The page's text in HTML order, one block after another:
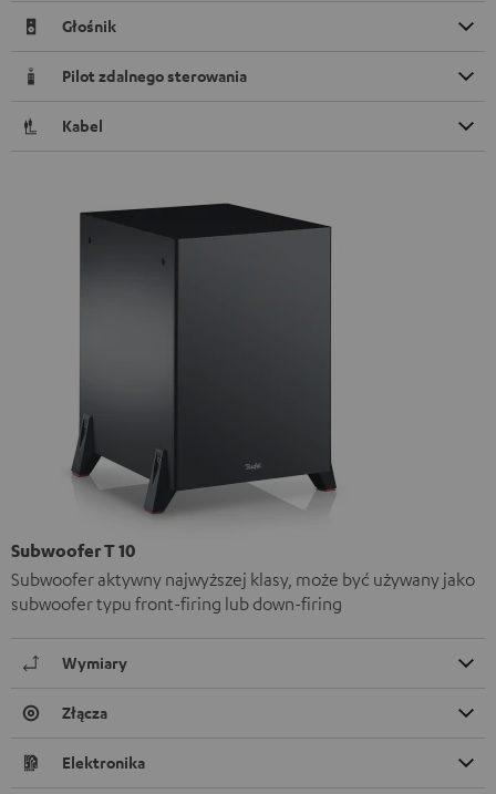
Głośnik
Pilot zdalnego sterowania
Kabel
Subwoofer T 10
Subwoofer aktywny najwyższej klasy, może być używany jako
subwoofer typu front-firing lub down-firing
Wymiary
Złącza
Elektronika